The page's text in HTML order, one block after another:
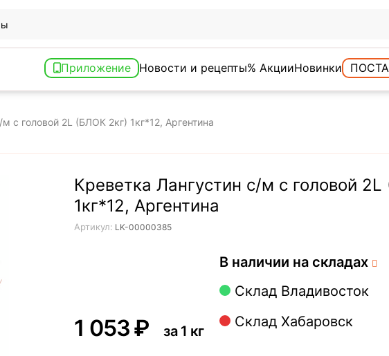
Приложение Новости и рецепты% АкцииНовинки
с головой 2L (БЛОК 2кг) 1кг*12, Аргентина
Креветка Лангустин с/м с головой
1кг*12, Аргентина
Артикул: LK-00000385
1 053₽ за 1 кг
В наличии на складах
Склад Владивосток
Склад Хабаровск